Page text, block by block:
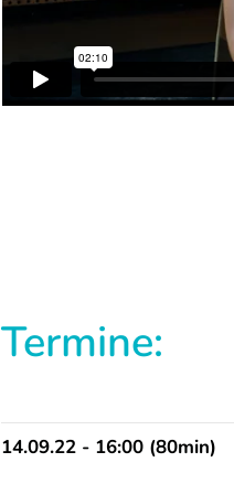
Termine:
14.09.22 - 16:00 (80min)